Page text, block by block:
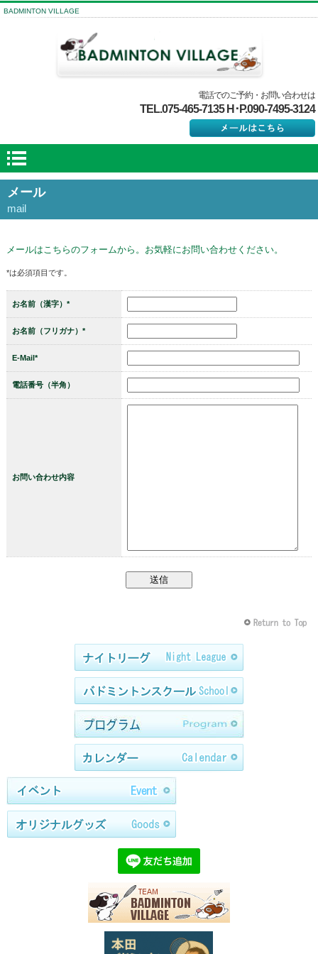
BADMINTON VILLAGE
電話でのご予約・お問い合わせは
TEL.075-465-7135 H･P.090-7495-3124
メール
mail
メールはこちらのフォームから。お気軽にお問い合わせください。
*は必須項目です。
お名前（漢字）*
お名前（フリガナ）*
E-Mail*
電話番号（半角）
お問い合わせ内容